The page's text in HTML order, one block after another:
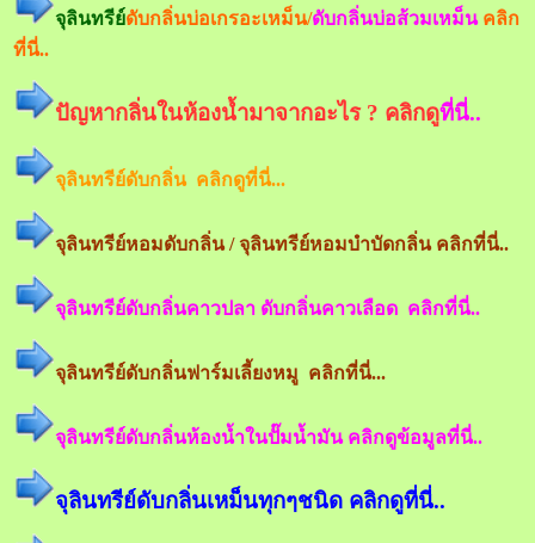
จุลินทรีย์ดับกลิ่นบ่อเกรอะเหม็น/ดับกลิ่นบ่อส้วมเหม็นคลิก
ที่นี่..
ปัญหากลิ่นในห้องน้ำมาจากอะไร ? คลิกดูที่นี่..
จุลินทรีย์ดับกลิ่น คลิกดูที่นี่...
จุลินทรีย์หอมดับกลิ่น / จุลินทรีย์หอมบำบัดกลิ่น คลิกที่นี่..
จุลินทรีย์ดับกลิ่นคาวปลา ดับกลิ่นคาวเลือด คลิกที่นี่..
จุลินทรีย์ดับกลิ่นฟาร์มเลี้ยงหมู คลิกที่นี่...
จุลินทรีย์ดับกลิ่นห้องน้ำในปั๊มน้ำมัน คลิกดูข้อมูลที่นี่..
จุลินทรีย์ดับกลิ่นเหม็นทุกๆชนิด คลิกดูที่นี่..